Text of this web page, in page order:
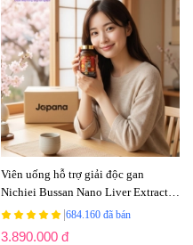
Viên uống hỗ trợ giải độc gan
Nichiei Bussan Nano Liver Extract
Sperm EX 330 viên684.160 đã bán
3.890.000 đ